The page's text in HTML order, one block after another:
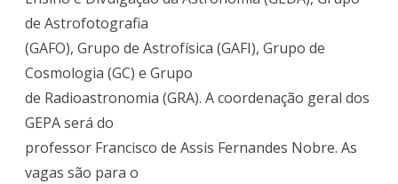
de Astrofotografia
(GAFO), Grupo de Astrofísica (GAFI), Grupo de
Cosmologia (GC) e Grupo
de Radioastronomia (GRA). A coordenação geral dos
GEPA será do
professor Francisco de Assis Fernandes Nobre. As
vagas são para o